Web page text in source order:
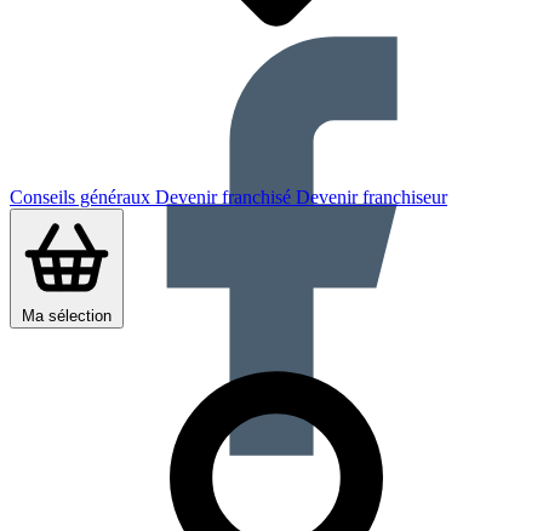
Conseils généraux Devenir franchisé Devenir franchiseur
Ma sélection